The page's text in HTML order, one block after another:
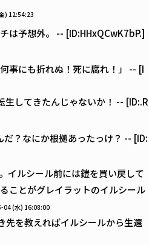
) 12:54:23
は予想外。 -- [ID:HHxQCwK7bP.]
事にも折れぬ！死に腐れ！」 -- [I
してきたんじゃないか！ -- [ID:.R
？なにか根拠あったっけ？ -- [ID:
イルシール前には鎧を買い戻して
ことがグレイラットのイルシール
04 (水) 16:08:00
先を教えればイルシールから生還